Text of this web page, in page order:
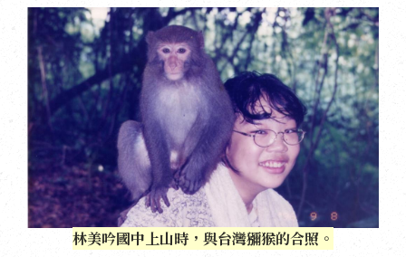
林美吟國中上山時，與台灣獼猴的合照。